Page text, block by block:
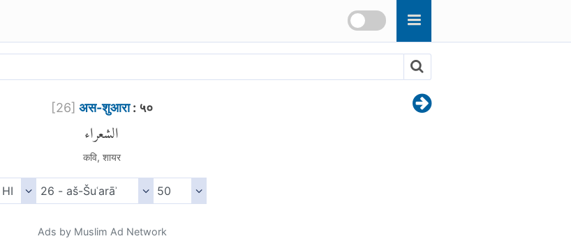
[26] अस-शुआरा: ५०
الشعراء
कवि, शायर
Ads by Muslim Ad Network